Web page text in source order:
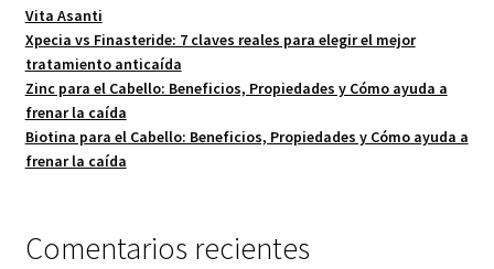
Vita Asanti
Xpecia vs Finasteride: 7 claves reales para elegir el mejor
tratamiento anticaída
Zinc para el Cabello: Beneficios, Propiedades y Cómo ayuda a
frenar la caída
Biotina para el Cabello: Beneficios, Propiedades y Cómo ayuda a
frenar la caída
Comentarios recientes